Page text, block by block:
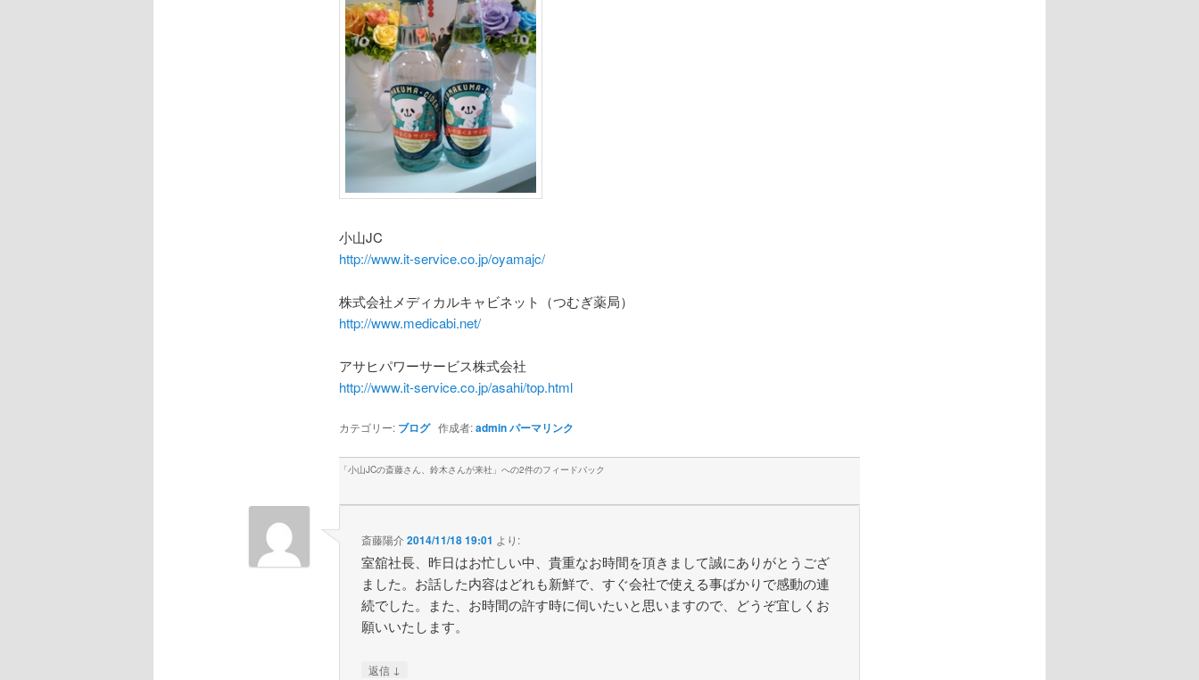
小山JC
http://www.it-service.co.jp/oyamajc/
株式会社メディカルキャビネット（つむぎ薬局）
http://www.medicabi.net/
アサヒパワーサービス株式会社
http://www.it-service.co.jp/asahi/top.html
カテゴリー: ブログ作成者:adminパーマリンク
「小山JCの斎藤さん、鈴木さんが来社 」への2件のフィードバック
斎藤陽介2014/11/18 19:01 より:
室舘社長、昨日はお忙しい中、貴重なお時間を頂きまして誠にありがとうござ
ました。お話した内容はどれも新鮮で、すぐ会社で使える事ばかりで感動の連
続でした。また、お時間の許す時に伺いたいと思いますので、どうぞ宜しくお
願いいたします。
返信 ↓